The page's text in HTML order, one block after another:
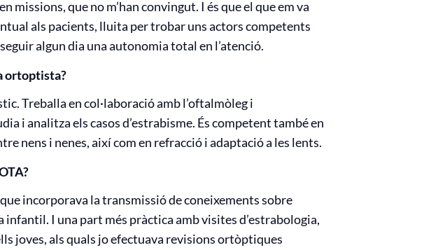
missions, que no m’han convingut. I és que el que em va
als pacients, lluita per trobar uns actors competents
algun dia una autonomia total en l’atenció.
ortoptista?
Treballa en col·laboració amb l’oftalmòleg i
i analitza els casos d’estrabisme. És competent també en
nens i nenes, així com en refracció i adaptació a les lents.
incorporava la transmissió de coneixements sobre
I una part més pràctica amb visites d’estrabologia,
joves, als quals jo efectuava revisions ortòptiques